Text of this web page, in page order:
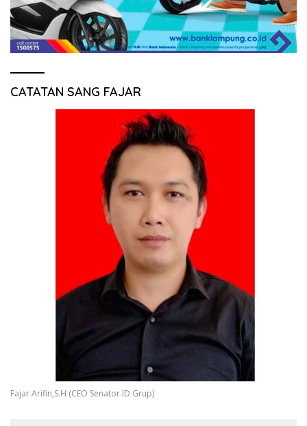
CATATAN SANG FAJAR
Fajar Arifin,S.H (CEO Senator.ID Grup)